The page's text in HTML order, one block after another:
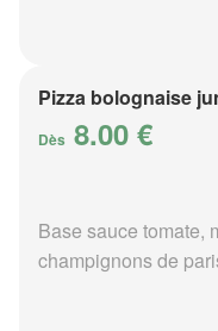
Pizza bolognaise
Dès 8.00 €
Base sauce tomate,
champignons de